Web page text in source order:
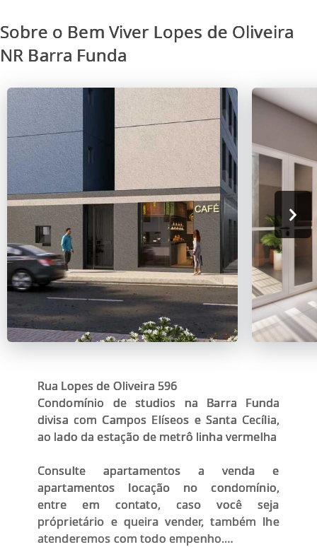
Sobre o Bem Viver Lopes de Oliveira
NR Barra Funda
Rua Lopes de Oliveira 596
Condomínio de studios na Barra Funda
divisa com Campos Elíseos e Santa Cecília,
ao lado da estação de metrô linha vermelha
Consulte apartamentos a venda e
apartamentos locação no condomínio,
entre em contato, caso você seja
próprietário e queira vender, também lhe
atenderemos com todo empenho.